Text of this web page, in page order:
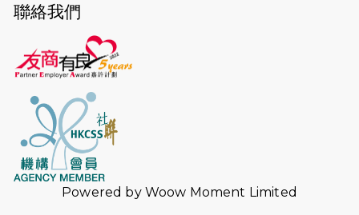
2026-04-11
2026-04-10 太古家＋賞系列：漫步魔術與音樂
2026-04-09
2026-04-02
2026-03-26
猛龍長跑隊恆常練習 - 3月26日
聯絡我們
Powered by Woow Moment Limited